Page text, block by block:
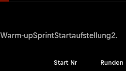
Warm-upSprintStartaufstellung2.
Start Nr Runden